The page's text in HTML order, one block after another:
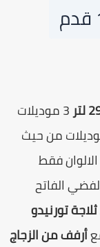
3 موديلات
من حيث
فقط
الفاتح
تورنيدو
أرفف من الزجاج